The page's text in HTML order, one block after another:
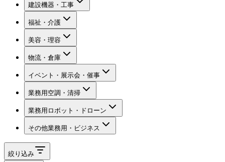
建設機器・工事
福祉・介護
美容・理容
物流・倉庫
イベント・展示会・催事
業務用空調・清掃
業務用ロボット・ドローン
その他業務用・ビジネス
絞り込み